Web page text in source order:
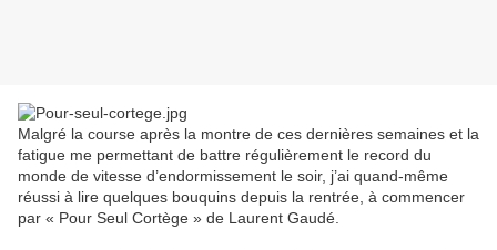
Malgré la course après la montre de ces dernières semaines et la
fatigue me permettant de battre régulièrement le record du
monde de vitesse d’endormissement le soir, j’ai quand-même
réussi à lire quelques bouquins depuis la rentrée, à commencer
par « Pour Seul Cortège » de Laurent Gaudé.